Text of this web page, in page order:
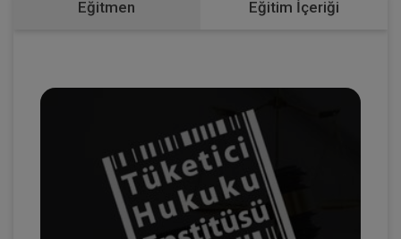
Eğitmen Eğitim İçeriği